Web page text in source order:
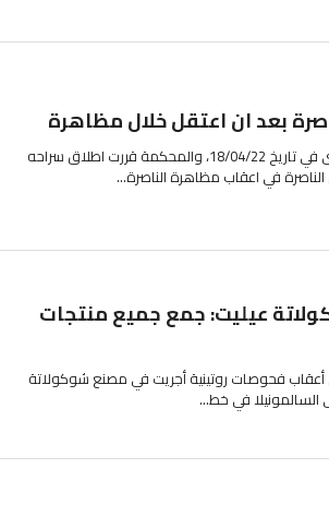
بعد ان اعتقل خلال مظاهرة
اعتقل في اعقاب مظاهرة الناصرة تضامنا مع الأقصى في تاريخ 18/04/22، والمحكمة قررت اطلاق سراحه
عيليت: جمع جميع منتجات
فحوصات روتينية أجريت في مصنع شوكولاتة
في خط...